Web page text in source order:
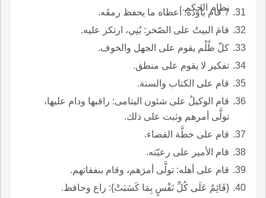
نظام الحكم.
? قام بأَوَده: أعطاه ما يحفظ رمقَه.
قامَ البيتُ على الصّخر: بُنِي، ارتكز عليه.
كلّ ظُلْم يقوم على الجهل والخوف.
تفكير لا يقوم على منطق.
قام على الكتاب والسنة.
قام الوكيلُ على شئون اليتامى: راقبها ودام عليها،
تولَّى أمرهم وثبت على ذلك.
قام على خطَّة القضاء.
قام الأمير على رعيّته.
قام على أهله: تولَّى أمرَهم، وقام بنفقاتهم.
{قَائِمٌ عَلَى كُلِّ نَفْسٍ بِمَا كَسَبَتْ}: راع وحافظ.